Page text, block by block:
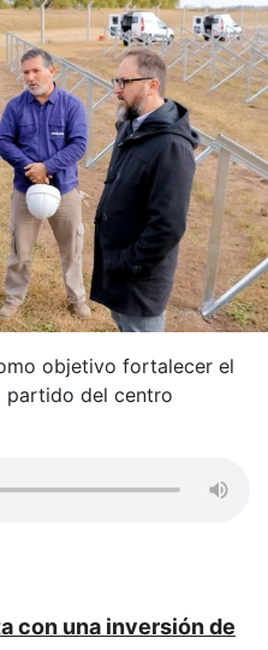
objetivo fortalecer el
partido del centro
con una inversión de